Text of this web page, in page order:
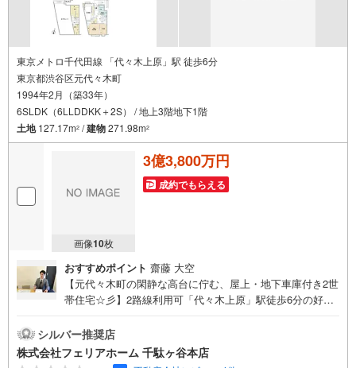
東京メトロ千代田線 「代々木上原」駅 徒歩6分
東京都渋谷区元代々木町
1994年2月（築33年）
6SLDK（6LLDDKK＋2S） / 地上3階地下1階
土地127.17m2 /建物271.98m2
画像10枚
3億3,800万円
成約でもらえる
おすすめポイント 齋藤 大空
【元代々木町の閑静な高台に佇む、屋上・地下車庫付き2世
帯住宅☆彡】2路線利用可「代々木上原」駅徒歩6分の好立
室や収納を持つ、RC造3階建て邸宅です！フェリアホーム
千駄ヶ谷本店は、渋谷区・新宿区・目黒区・世田谷区・品
川区・大田区を中心に城南・都心エリアで、土地・新築戸
シルバー推奨店
株式会社フェリアホーム 千駄ヶ谷本店